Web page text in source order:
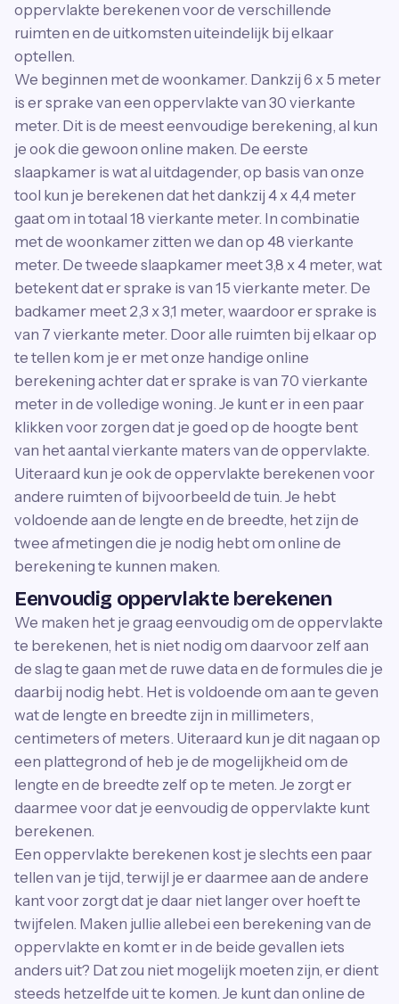
oppervlakte berekenen voor de verschillende
ruimten en de uitkomsten uiteindelijk bij elkaar
optellen.
We beginnen met de woonkamer. Dankzij 6 x 5 meter
is er sprake van een oppervlakte van 30 vierkante
meter. Dit is de meest eenvoudige berekening, al kun
je ook die gewoon online maken. De eerste
slaapkamer is wat al uitdagender, op basis van onze
tool kun je berekenen dat het dankzij 4 x 4,4 meter
gaat om in totaal 18 vierkante meter. In combinatie
met de woonkamer zitten we dan op 48 vierkante
meter. De tweede slaapkamer meet 3,8 x 4 meter, wat
betekent dat er sprake is van 15 vierkante meter. De
badkamer meet 2,3 x 3,1 meter, waardoor er sprake is
van 7 vierkante meter. Door alle ruimten bij elkaar op
te tellen kom je er met onze handige online
berekening achter dat er sprake is van 70 vierkante
meter in de volledige woning. Je kunt er in een paar
klikken voor zorgen dat je goed op de hoogte bent
van het aantal vierkante maters van de oppervlakte.
Uiteraard kun je ook de oppervlakte berekenen voor
andere ruimten of bijvoorbeeld de tuin. Je hebt
voldoende aan de lengte en de breedte, het zijn de
twee afmetingen die je nodig hebt om online de
berekening te kunnen maken.
Eenvoudig oppervlakte berekenen
We maken het je graag eenvoudig om de oppervlakte
te berekenen, het is niet nodig om daarvoor zelf aan
de slag te gaan met de ruwe data en de formules die je
daarbij nodig hebt. Het is voldoende om aan te geven
wat de lengte en breedte zijn in millimeters,
centimeters of meters. Uiteraard kun je dit nagaan op
een plattegrond of heb je de mogelijkheid om de
lengte en de breedte zelf op te meten. Je zorgt er
daarmee voor dat je eenvoudig de oppervlakte kunt
berekenen.
Een oppervlakte berekenen kost je slechts een paar
tellen van je tijd, terwijl je er daarmee aan de andere
kant voor zorgt dat je daar niet langer over hoeft te
twijfelen. Maken jullie allebei een berekening van de
oppervlakte en komt er in de beide gevallen iets
anders uit? Dat zou niet mogelijk moeten zijn, er dient
steeds hetzelfde uit te komen. Je kunt dan online de